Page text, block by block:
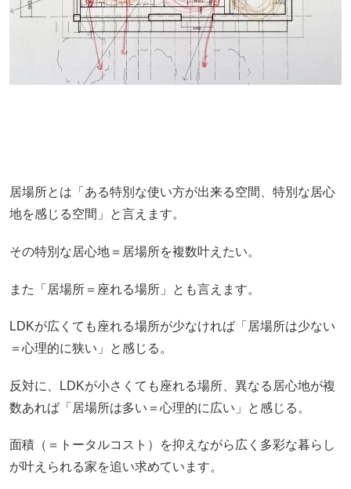
居場所とは「ある特別な使い方が出来る空間、特別な居心
地を感じる空間」と言えます。
その特別な居心地＝居場所を複数叶えたい。
また「居場所＝座れる場所」とも言えます。
LDKが広くても座れる場所が少なければ「居場所は少ない
＝心理的に狭い」と感じる。
反対に、LDKが小さくても座れる場所、異なる居心地が複
数あれば「居場所は多い＝心理的に広い」と感じる。
面積（＝トータルコスト）を抑えながら広く多彩な暮らし
が叶えられる家を追い求めています。